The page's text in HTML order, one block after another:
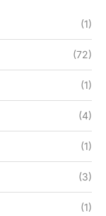
(1)
(72)
(1)
(4)
(1)
(3)
(1)